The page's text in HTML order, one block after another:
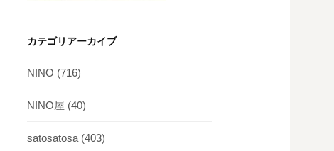
カテゴリアーカイブ
NINO (716)
NINO屋 (40)
satosatosa (403)